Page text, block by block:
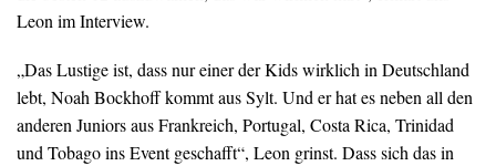
Leon im Interview.
„Das Lustige ist, dass nur einer der Kids wirklich in Deutschland
lebt, Noah Bockhoff kommt aus Sylt. Und er hat es neben all den
anderen Juniors aus Frankreich, Portugal, Costa Rica, Trinidad
und Tobago ins Event geschafft“, Leon grinst. Dass sich das in